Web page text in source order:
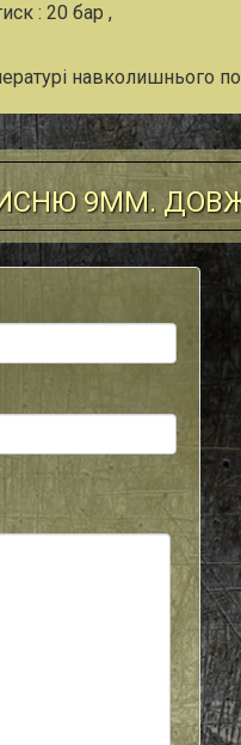
: 20 бар ,
навколишнього
9ММ.